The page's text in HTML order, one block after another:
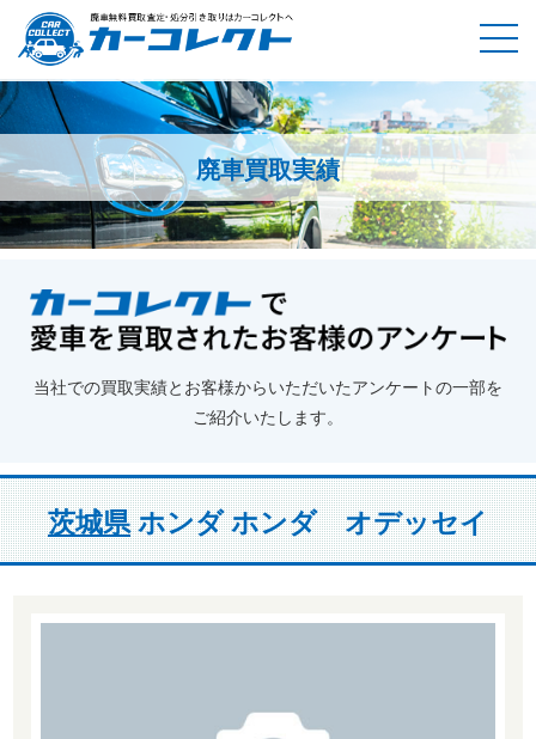
廃車買取実績
ホーム 廃車買取実績 茨城県 ホンダ ホンダ オデッセイ
当社での買取実績とお客様からいただいたアンケートの一部を
ご紹介いたします。
茨城県ホンダ ホンダ オデッセイ